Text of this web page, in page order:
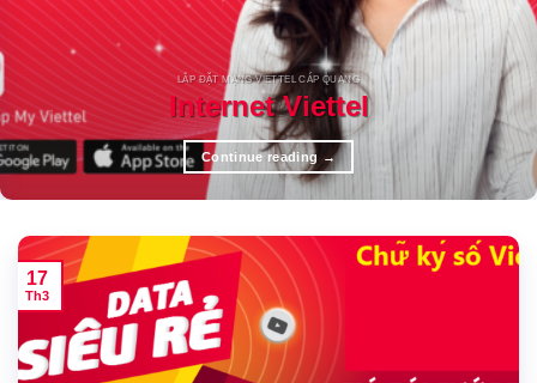
LẮP ĐẶT MẠNG VIETTEL CÁP QUANG
Internet Viettel
Continue reading →
17
Th3